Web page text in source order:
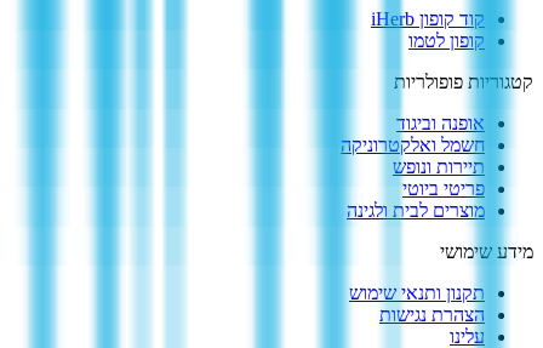
קוד קופון iHerb
קופון לטמו
קטגוריות פופולריות
אופנה וביגוד
חשמל ואלקטרוניקה
תיירות ונופש
פריטי ביוטי
מוצרים לבית ולגינה
מידע שימושי
תקנון ותנאי שימוש
הצהרת נגישות
עלינו